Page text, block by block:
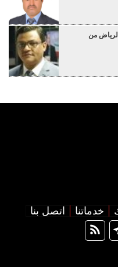
من
خدماتنا اتصل بنا